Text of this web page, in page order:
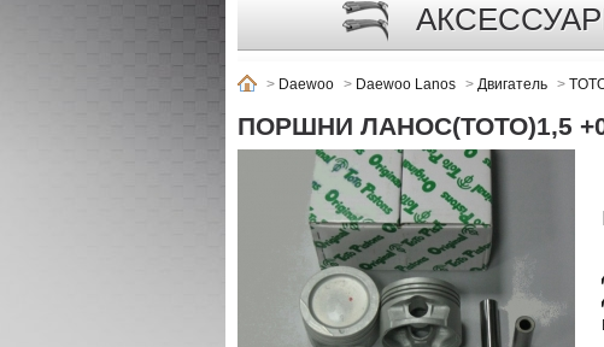
> Daewoo > Daewoo Lanos > Двигатель >
ПОРШНИ ЛАНОС(ТОТО)1,5